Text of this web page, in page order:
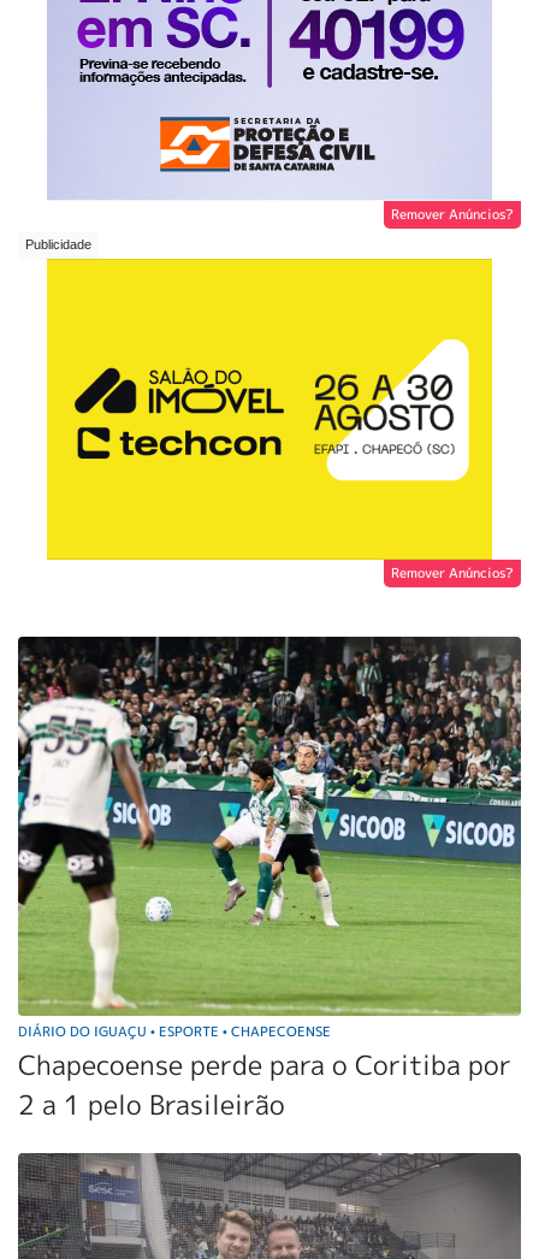
Remover Anúncios?
Remover Anúncios?
DIÁRIO DO IGUAÇU • ESPORTE • CHAPECOENSE
Chapecoense perde para o Coritiba por
2 a 1 pelo Brasileirão